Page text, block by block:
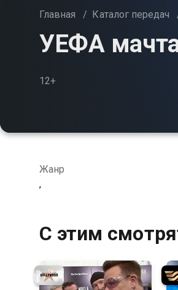
Главная / Каталог передач
УЕФА
12+
Жанр
,
С этим